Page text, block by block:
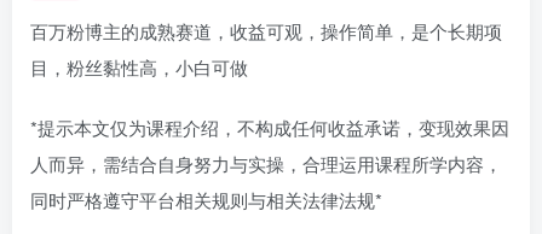
百万粉博主的成熟赛道，收益可观，操作简单，是个长期项
目，粉丝黏性高，小白可做
*提示本文仅为课程介绍，不构成任何收益承诺，变现效果因
人而异，需结合自身努力与实操，合理运用课程所学内容，
同时严格遵守平台相关规则与相关法律法规*